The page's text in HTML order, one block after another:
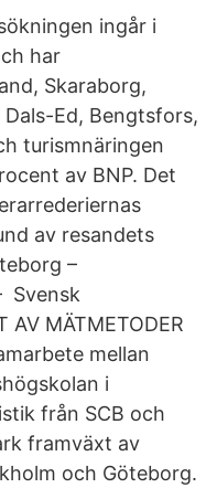
ingår i
har
Skaraborg,
Ed, Bengtsfors,
turismnäringen
av BNP. Det
av resandets
–
Svensk
AV MÄTMETODER
mellan
i
från SCB och
framväxt av
och Göteborg.